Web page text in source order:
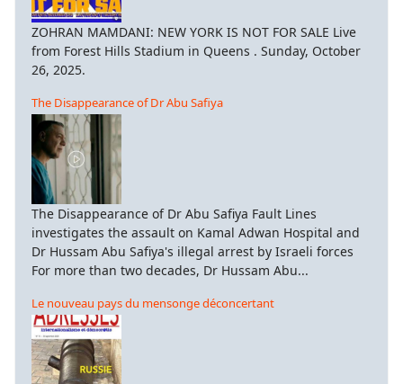
ZOHRAN MAMDANI: NEW YORK IS NOT FOR SALE Live
from Forest Hills Stadium in Queens . Sunday, October
26, 2025.
The Disappearance of Dr Abu Safiya
The Disappearance of Dr Abu Safiya Fault Lines
investigates the assault on Kamal Adwan Hospital and
Dr Hussam Abu Safiya's illegal arrest by Israeli forces
For more than two decades, Dr Hussam Abu...
Le nouveau pays du mensonge déconcertant